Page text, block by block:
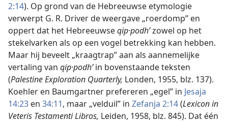
2:14). Op grond van de Hebreeuwse etymologie
verwerpt G. R. Driver de weergave „roerdomp” en
oppert dat het Hebreeuwseqip·podhʹzowel op het
stekelvarken als op een vogel betrekking kan hebben.
Maar hij beveelt „kraagtrap” aan als aannemelijke
vertaling van qip·podhʹin bovenstaande teksten
(Palestine Exploration Quarterly, Londen, 1955, blz. 137).
Koehler en Baumgartner prefereren „egel” in Jesaja
14:23 en 34:11, maar „velduil” in Zefanja 2:14(Lexicon in
Veteris Testamenti Libros, Leiden, 1958, blz. 845). Dat één